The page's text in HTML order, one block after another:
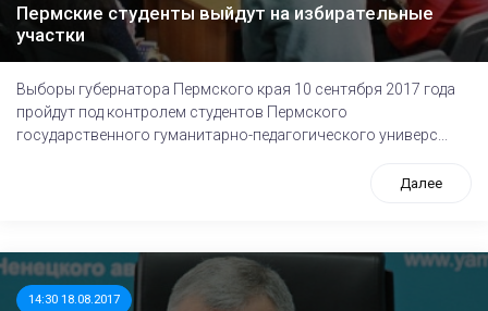
Пермские студенты выйдут на избирательные
участки
Выборы губернатора Пермского края 10 сентября 2017 года
пройдут под контролем студентов Пермского
государственного гуманитарно-педагогического универс...
Далее
14:30 18.08.2017